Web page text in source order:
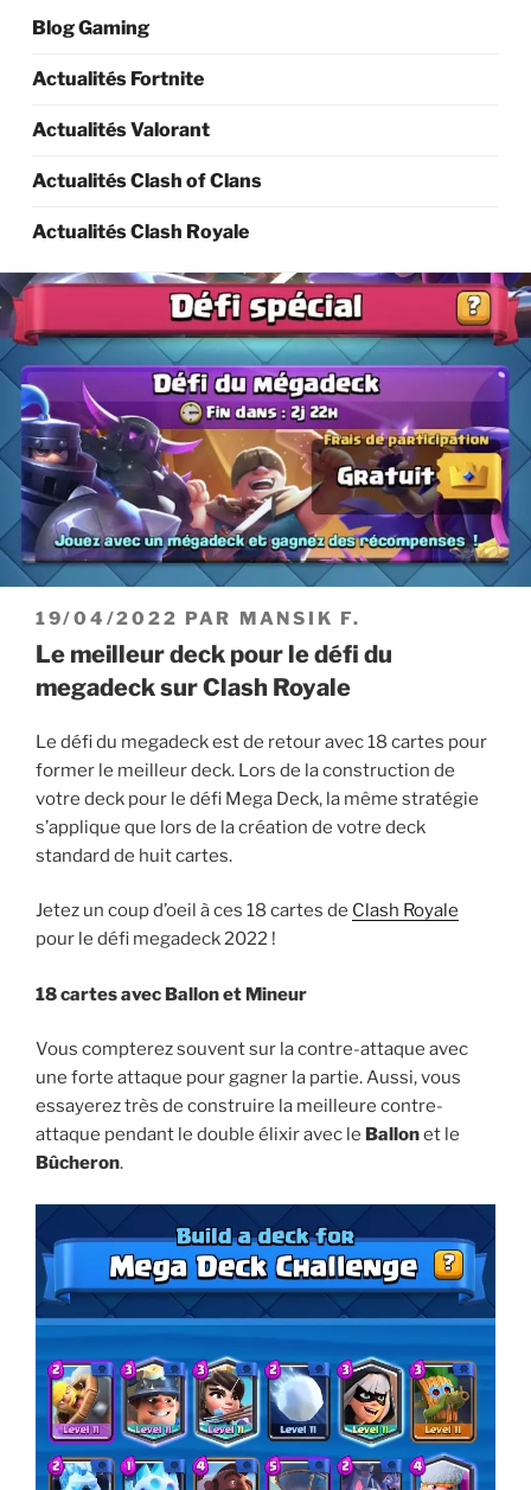
Blog Gaming
Actualités Fortnite
Actualités Valorant
Actualités Clash of Clans
Actualités Clash Royale
PUBLIÉ
LE
19/04/2022 PAR MANSIK F.
Le meilleur deck pour le défi du
megadeck sur Clash Royale
Le défi du megadeck est de retour avec 18 cartes pour
former le meilleur deck. Lors de la construction de
votre deck pour le défi Mega Deck, la même stratégie
s’applique que lors de la création de votre deck
standard de huit cartes.
Jetez un coup d’oeil à ces 18 cartes de Clash Royale
pour le défi megadeck 2022 !
18 cartes avec Ballon et Mineur
Vous compterez souvent sur la contre-attaque avec
une forte attaque pour gagner la partie. Aussi, vous
essayerez très de construire la meilleure contre-
attaque pendant le double élixir avec le Ballonet le
Bûcheron.